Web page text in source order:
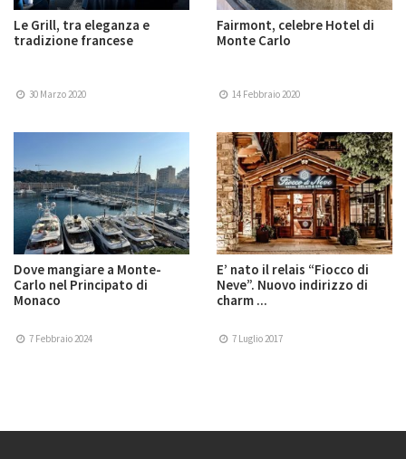
Le Grill, tra eleganza e
tradizione francese
30 Marzo 2020
Fairmont, celebre Hotel di
Monte Carlo
14 Febbraio 2020
Dove mangiare a Monte-
Carlo nel Principato di
Monaco
7 Febbraio 2024
E’ nato il relais “Fiocco di
Neve”. Nuovo indirizzo di
charm ...
7 Luglio 2017